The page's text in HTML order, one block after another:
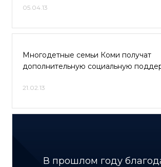
05.04.13
Многодетные семьи Коми получат
дополнительную социальную
21.02.13
В прошлом году